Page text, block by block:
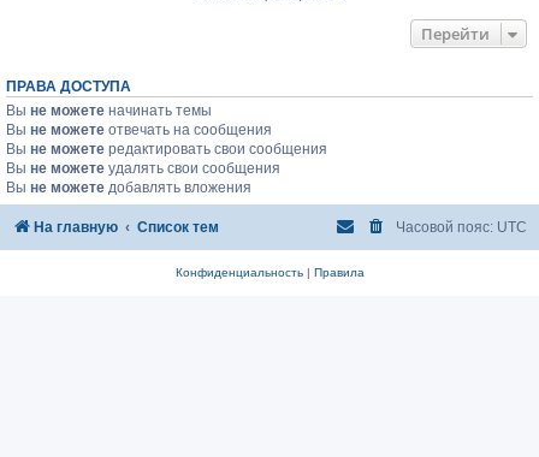
Перейти
ПРАВА ДОСТУПА
Вы не можете начинать темы
Вы не можете отвечать на сообщения
Вы не можете редактировать свои сообщения
Вы не можете удалять свои сообщения
Вы не можете добавлять вложения
На главную Список тем Часовой пояс: UTC
Конфиденциальность| Правила